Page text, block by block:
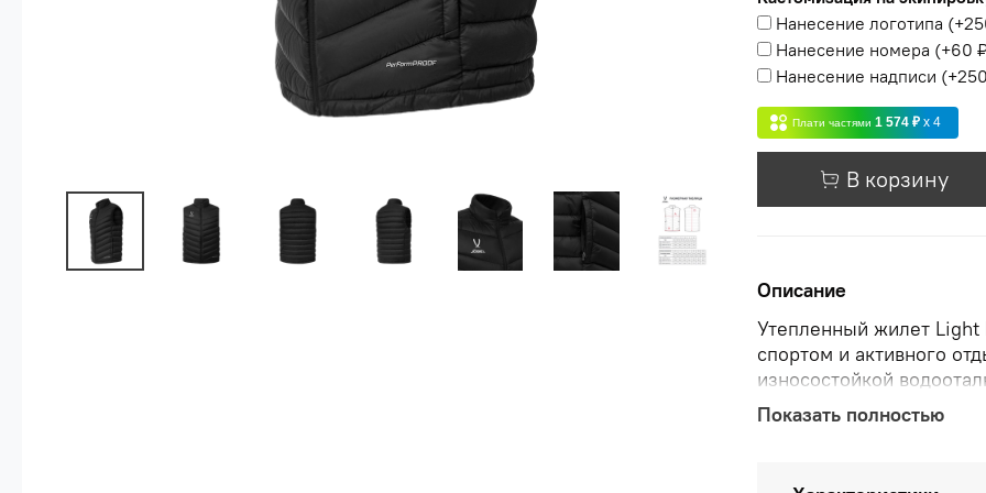
Нанесение логотипа (+
Нанесение номера (+60
Нанесение надписи (+
Плати частями 1 574 ₽ x 4
В корзину
Описание
Утепленный жилет Light
спортом и активного
износостойкой
надежную защиту от
с материала, не
Показать полностью